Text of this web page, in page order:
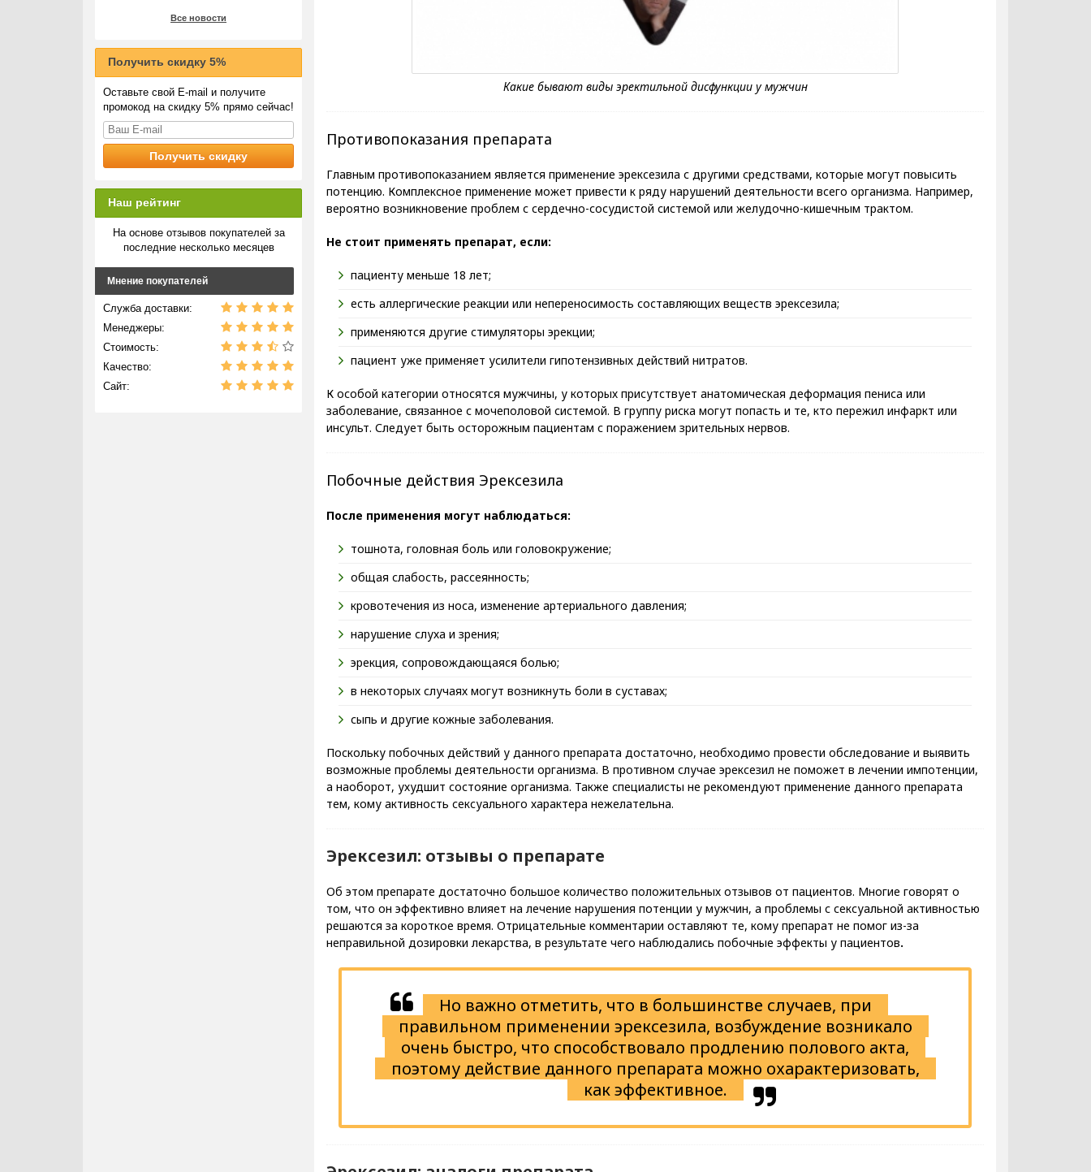
Противопоказания препарата
Главным противопоказанием является применение эрексезила с другими средствами, которые могут повысить
потенцию. Комплексное применение может привести к ряду нарушений деятельности всего организма. Например,
вероятно возникновение проблем с сердечно-сосудистой системой или желудочно-кишечным трактом.
Не стоит применять препарат, если:
пациенту меньше 18 лет;
есть аллергические реакции или непереносимость составляющих веществ эрексезила;
применяются другие стимуляторы эрекции;
пациент уже применяет усилители гипотензивных действий нитратов.
К особой категории относятся мужчины, у которых присутствует анатомическая деформация пениса или
заболевание, связанное с мочеполовой системой. В группу риска могут попасть и те, кто пережил инфаркт или
инсульт. Следует быть осторожным пациентам с поражением зрительных нервов.
Побочные действия Эрексезила
После применения могут наблюдаться:
тошнота, головная боль или головокружение;
общая слабость, рассеянность;
кровотечения из носа, изменение артериального давления;
нарушение слуха и зрения;
эрекция, сопровождающаяся болью;
в некоторых случаях могут возникнуть боли в суставах;
сыпь и другие кожные заболевания.
Поскольку побочных действий у данного препарата достаточно, необходимо провести обследование и выявить
возможные проблемы деятельности организма. В противном случае эрексезил не поможет в лечении импотенции,
а наоборот, ухудшит состояние организма. Также специалисты не рекомендуют применение данного препарата
тем, кому активность сексуального характера нежелательна.
Эрексезил: отзывы о препарате
Об этом препарате достаточно большое количество положительных отзывов от пациентов. Многие говорят о
том, что он эффективно влияет на лечение нарушения потенции у мужчин, а проблемы с сексуальной активностью
решаются за короткое время. Отрицательные комментарии оставляют те, кому препарат не помог из-за
неправильной дозировки лекарства, в результате чего наблюдались побочные эффекты у пациентов.
Но важно отметить, что в большинстве случаев, при
правильном применении эрексезила, возбуждение возникало
очень быстро, что способствовало продлению полового акта,
поэтому действие данного препарата можно охарактеризовать,
как эффективное.
Все новости
Получить скидку 5%
Оставьте свой E-mail и получите
промокод на скидку 5% прямо сейчас!
Наш рейтинг
На основе отзывов покупателей за
последние несколько месяцев
Мнение покупателей
Служба доставки:
Менеджеры:
Стоимость:
Качество:
Сайт: